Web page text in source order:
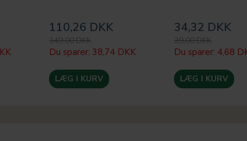
110,26 DKK
149,00 DKK
Du sparer: 38,74 DKK
LÆG I KURV
34,32 DKK
39,00 DKK
Du sparer: 4,68
LÆG I KURV